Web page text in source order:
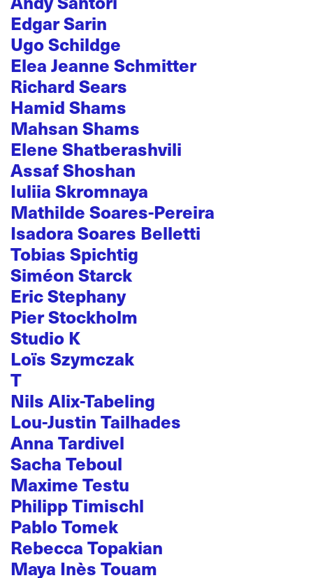
Edgar Sarin
Ugo Schildge
Elea Jeanne Schmitter
Richard Sears
Hamid Shams
Mahsan Shams
Elene Shatberashvili
Assaf Shoshan
Iuliia Skromnaya
Mathilde Soares-Pereira
Isadora Soares Belletti
Tobias Spichtig
Siméon Starck
Eric Stephany
Pier Stockholm
Studio K
Loïs Szymczak
T
Nils Alix-Tabeling
Lou-Justin Tailhades
Anna Tardivel
Sacha Teboul
Maxime Testu
Philipp Timischl
Pablo Tomek
Rebecca Topakian
Maya Inès Touam